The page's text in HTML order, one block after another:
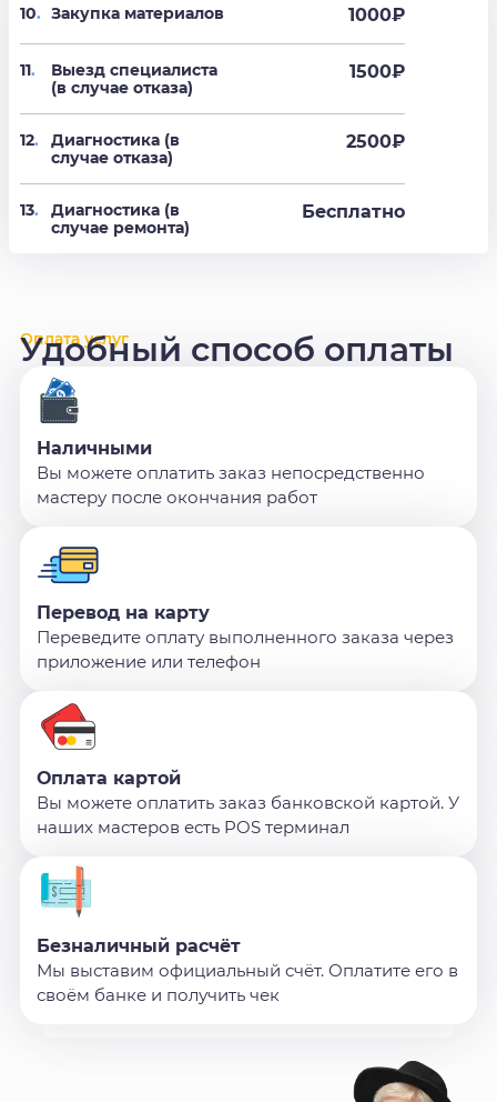
10. Закупка материалов 1000₽
11.
Выезд специалиста
(в случае отказа)
1500₽
12.
Диагностика (в
случае отказа)
2500₽
13.
Диагностика (в
случае ремонта)
Бесплатно
Оплата услуг
Удобный способ оплаты
Наличными
Вы можете оплатить заказ непосредственно
мастеру после окончания работ
Перевод на карту
Переведите оплату выполненного заказа через
приложение или телефон
Оплата картой
Вы можете оплатить заказ банковской картой. У
наших мастеров есть POS терминал
Безналичный расчёт
Мы выставим официальный счёт. Оплатите его в
своём банке и получить чек